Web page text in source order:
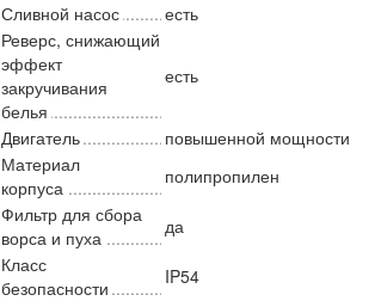
Сливной насос
есть
Реверс, снижающий
эффект
закручивания
белья
есть
Двигатель
повышенной мощности
Материал
корпуса
полипропилен
Фильтр для сбора
ворса и пуха
да
Класс
безопасности
IP54